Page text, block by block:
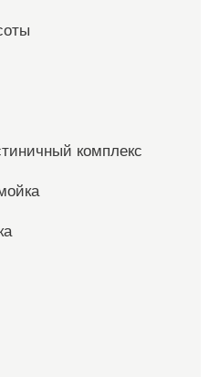
комплекс